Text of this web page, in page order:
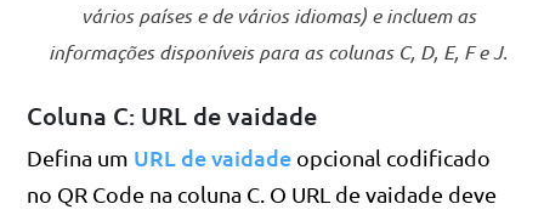
vários países e de vários idiomas) e incluem as
informações disponíveis para as colunas C, D, E, F e J.
Coluna C: URL de vaidade
Defina um URL de vaidade opcional codificado
no QR Code na coluna C. O URL de vaidade deve